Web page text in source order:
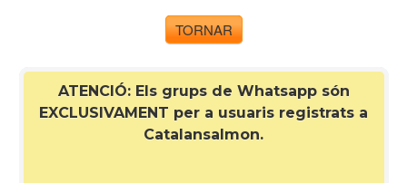
TORNAR
ATENCIÓ: Els grups de Whatsapp són
EXCLUSIVAMENT per a usuaris registrats a
Catalansalmon.